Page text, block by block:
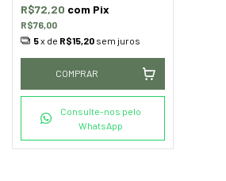
R$76,00
R$72,20 com Pix
5x de R$15,20 sem juros
COMPRAR
Consulte-nos pelo
WhatsApp